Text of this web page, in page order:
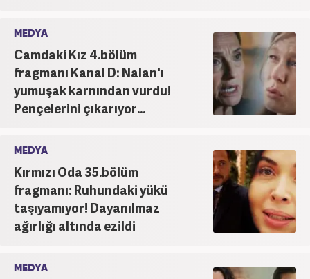
MEDYA
Camdaki Kız 4.bölüm
fragmanı Kanal D: Nalan'ı
yumuşak karnından vurdu!
Pençelerini çıkarıyor...
MEDYA
Kırmızı Oda 35.bölüm
fragmanı: Ruhundaki yükü
taşıyamıyor! Dayanılmaz
ağırlığı altında ezildi
MEDYA